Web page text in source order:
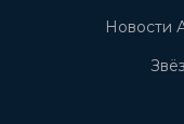
Новости